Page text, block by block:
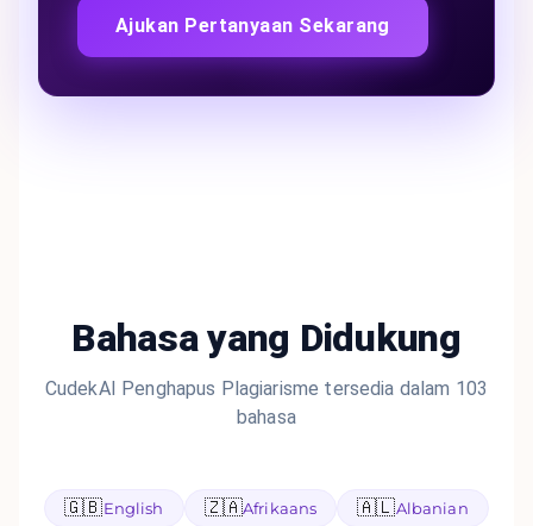
Ajukan Pertanyaan Sekarang
Bahasa yang Didukung
CudekAI Penghapus Plagiarisme tersedia dalam 103
bahasa
🇬🇧English 🇿🇦Afrikaans 🇦🇱Albanian